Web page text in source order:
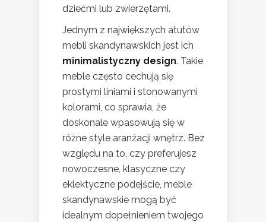
dziećmi lub zwierzętami.
Jednym z największych atutów
mebli skandynawskich jest ich
minimalistyczny design. Takie
meble często cechują się
prostymi liniami i stonowanymi
kolorami, co sprawia, że
doskonale wpasowują się w
różne style aranżacji wnętrz. Bez
względu na to, czy preferujesz
nowoczesne, klasyczne czy
eklektyczne podejście, meble
skandynawskie mogą być
idealnym dopełnieniem twojego